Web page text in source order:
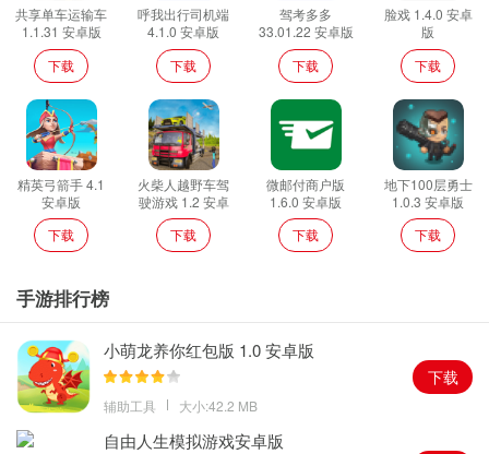
共享单车运输车
1.1.31 安卓版
下载
呼我出行司机端
4.1.0 安卓版
下载
驾考多多
33.01.22 安卓版
下载
脸戏 1.4.0 安卓
版
下载
精英弓箭手 4.1
安卓版
下载
火柴人越野车驾
驶游戏 1.2 安卓
版
下载
微邮付商户版
1.6.0 安卓版
下载
地下100层勇士
1.0.3 安卓版
下载
手游排行榜
小萌龙养你红包版 1.0 安卓版
辅助工具 大小:42.2 MB
下载
自由人生模拟游戏安卓版